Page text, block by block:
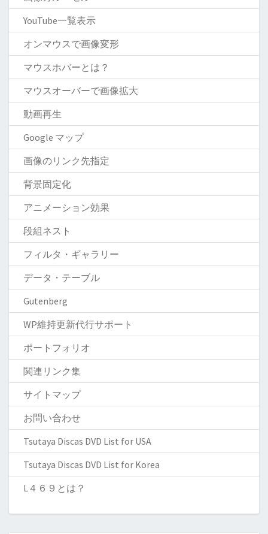
YouTube一覧表示
オンマウスで画像変形
マウスホバーとは？
マウスオーバーで画像拡大
動画再生
Google マップ
画像のリンク先指定
背景固定化
アニメーション効果
段組ネスト
フィルタ・ギャラリー
データ・テーブル
Gutenberg
WP維持更新代行サポート
ポートフォリオ
関連リンク集
サイトマップ
お問い合わせ
Tsutaya Discas DVD List for USA
Tsutaya Discas DVD List for Korea
L４６９とは？